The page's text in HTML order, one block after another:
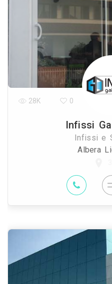
Infissi
Infissi e
Albera
28K 0